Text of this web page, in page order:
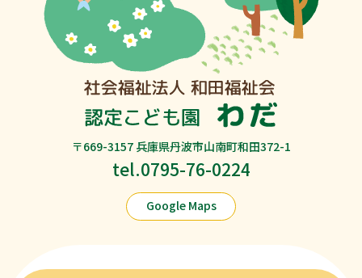
〒669-3157 兵庫県丹波市山南町和田372-1
tel.0795-76-0224
Google Maps